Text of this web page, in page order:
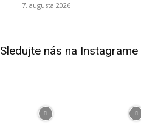
7. augusta 2026
Sledujte nás na Instagrame